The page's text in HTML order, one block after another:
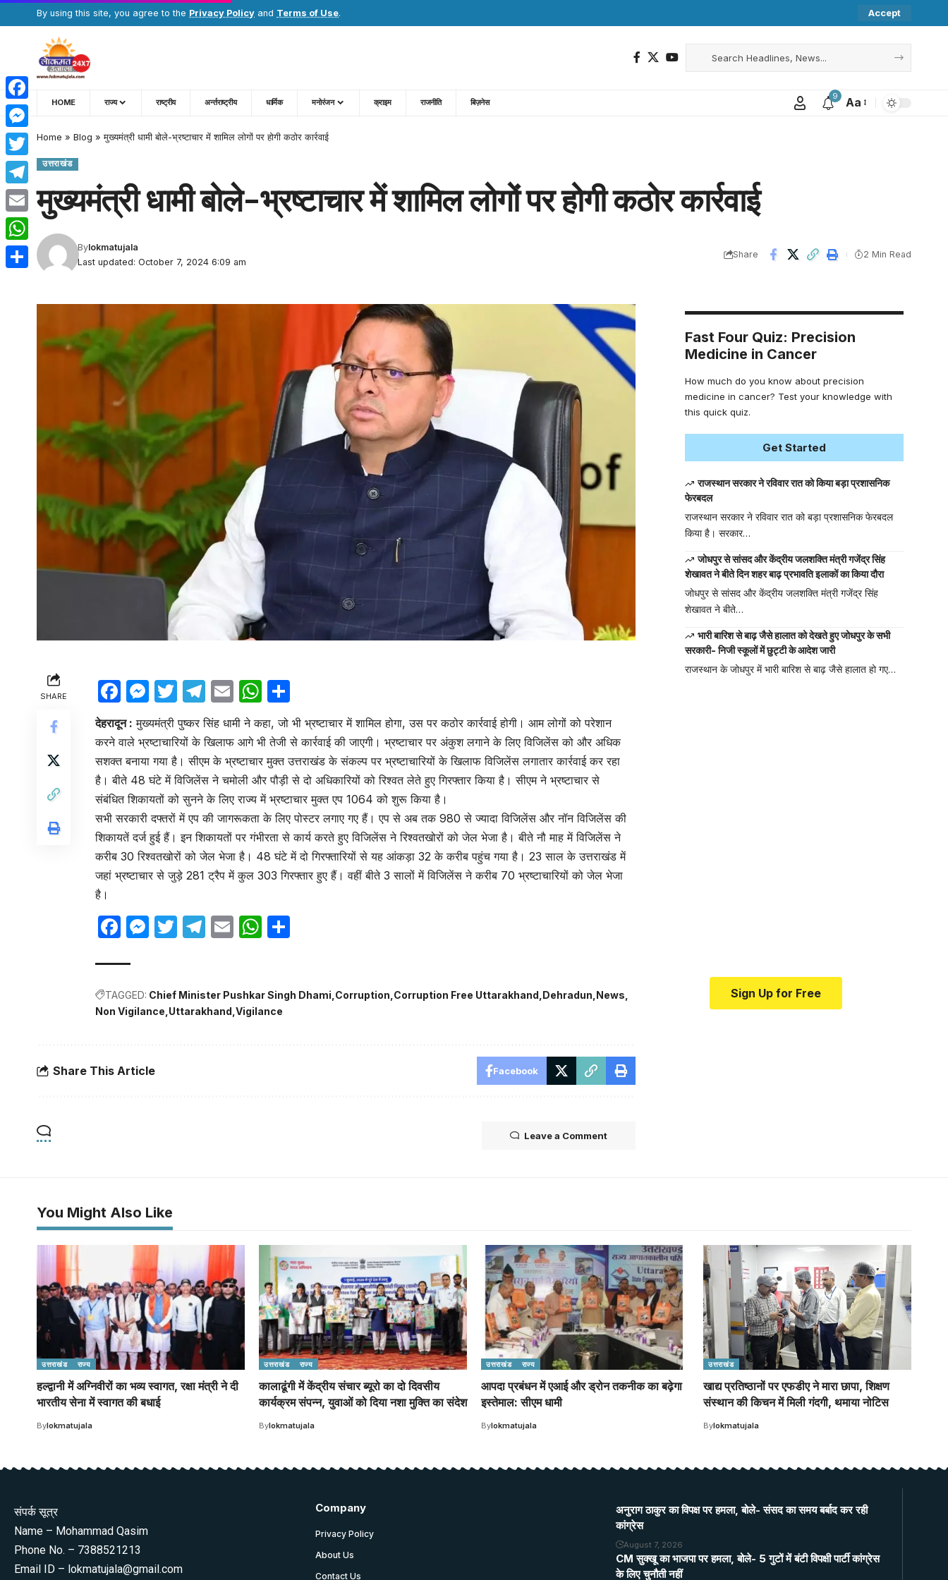
By using this site, you agree to the Privacy Policy and Terms of Use. Accept
HOME राज्य राष्ट्रीय अर्न्तराष्ट्रीय धार्मिक मनोरंजन क्राइम राजनीति बिज़नेस
9 Aa
Home » Blog »मुख्यमंत्री धामी बोले-भ्रष्टाचार में शामिल लोगों पर होगी कठोर कार्रवाई
उत्तराखंड
मुख्यमंत्री धामी बोले-भ्रष्टाचार में शामिल लोगों पर होगी कठोर कार्रवाई
Last updated: October 7, 2024 6:09 am
Bylokmatujala
Share 2 Min Read
SHARE Facebook
Messenger
Twitter
Telegram
EmailWhatsApp
देहरादून : मुख्यमंत्री पुष्कर सिंह धामी ने कहा, जो भी भ्रष्टाचार में शामिल होगा, उस पर कठोर कार्रवाई होगी। आम लोगों को परेशान
करने वाले भ्रष्टाचारियों के खिलाफ आगे भी तेजी से कार्रवाई की जाएगी। भ्रष्टाचार पर अंकुश लगाने के लिए विजिलेंस को और अधिक
सशक्त बनाया गया है। सीएम के भ्रष्टाचार मुक्त उत्तराखंड के संकल्प पर भ्रष्टाचारियों के खिलाफ विजिलेंस लगातार कार्रवाई कर रहा
है। बीते 48 घंटे में विजिलेंस ने चमोली और पौड़ी से दो अधिकारियों को रिश्वत लेते हुए गिरफ्तार किया है। सीएम ने भ्रष्टाचार से
संबंधित शिकायतों को सुनने के लिए राज्य में भ्रष्टाचार मुक्त एप 1064 को शुरू किया है।
सभी सरकारी दफ्तरों में एप की जागरूकता के लिए पोस्टर लगाए गए हैं। एप से अब तक 980 से ज्यादा विजिलेंस और नॉन विजिलेंस की
शिकायतें दर्ज हुई हैं। इन शिकायतों पर गंभीरता से कार्य करते हुए विजिलेंस ने रिश्वतखोरों को जेल भेजा है। बीते नौ माह में विजिलेंस ने
करीब 30 रिश्वतखोरों को जेल भेजा है। 48 घंटे में दो गिरफ्तारियों से यह आंकड़ा 32 के करीब पहुंच गया है। 23 साल के उत्तराखंड में
जहां भ्रष्टाचार से जुड़े 281 ट्रैप में कुल 303 गिरफ्तार हुए हैं। वहीं बीते 3 सालों में विजिलेंस ने करीब 70 भ्रष्टाचारियों को जेल भेजा
है।
Facebook
Messenger
Twitter
Telegram
EmailWhatsApp
TAGGED: Chief Minister Pushkar Singh Dhami Corruption Corruption Free Uttarakhand Dehradun News
Non Vigilance Uttarakhand Vigilance
Share This Article Facebook
Leave a Comment
Fast Four Quiz: Precision
Medicine in Cancer
How much do you know about precision
medicine in cancer? Test your knowledge with
this quick quiz.
Get Started
राजस्थान सरकार ने रविवार रात को किया बड़ा प्रशासनिक
फेरबदल
राजस्थान सरकार ने रविवार रात को बड़ा प्रशासनिक फेरबदल
किया है। सरकार…
जोधपुर से सांसद और केंद्रीय जलशक्ति मंत्री गजेंद्र सिंह
शेखावत ने बीते दिन शहर बाढ़ प्रभावति इलाकों का किया दौरा
जोधपुर से सांसद और केंद्रीय जलशक्ति मंत्री गजेंद्र सिंह
शेखावत ने बीते…
भारी बारिश से बाढ़ जैसे हालात को देखते हुए जोधपुर के सभी
सरकारी- निजी स्कूलों में छुट्टी के आदेश जारी
राजस्थान के जोधपुर में भारी बारिश से बाढ़ जैसे हालात हो गए…
Sign Up for Free
You Might Also Like
उत्तराखंड राज्य
हल्द्वानी में अग्निवीरों का भव्य स्वागत, रक्षा मंत्री ने दी
भारतीय सेना में स्वागत की बधाई
Bylokmatujala
उत्तराखंड राज्य
कालाढूंगी में केंद्रीय संचार ब्यूरो का दो दिवसीय
कार्यक्रम संपन्न, युवाओं को दिया नशा मुक्ति का संदेश
Bylokmatujala
उत्तराखंड राज्य
आपदा प्रबंधन में एआई और ड्रोन तकनीक का बढ़ेगा
इस्तेमाल: सीएम धामी
Bylokmatujala
उत्तराखंड
खाद्य प्रतिष्ठानों पर एफडीए ने मारा छापा, शिक्षण
संस्थान की किचन में मिली गंदगी, थमाया नोटिस
Bylokmatujala
संपर्क सूत्र
Name – Mohammad Qasim
Phone No. – 7388521213
Email ID – lokmatujala@gmail.com
Company
Privacy Policy
About Us
Contact Us
अनुराग ठाकुर का विपक्ष पर हमला, बोले- संसद का समय बर्बाद कर रही
कांग्रेस
August 7, 2026
CM सुक्खू का भाजपा पर हमला, बोले- 5 गुटों में बंटी विपक्षी पार्टी कांग्रेस
के लिए चुनौती नहीं
Facebook
Messenger
Twitter
Telegram
Email
WhatsApp